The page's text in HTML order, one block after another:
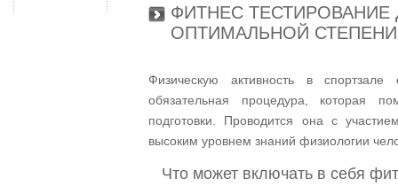
ФИТНЕС
ОПТИМАЛЬНОЙ СТЕПЕНИ
Физическую активность в
обязательная процедура, которая
подготовки. Проводится она с
высоким уровнем знаний физиологии
Что может включать в себя